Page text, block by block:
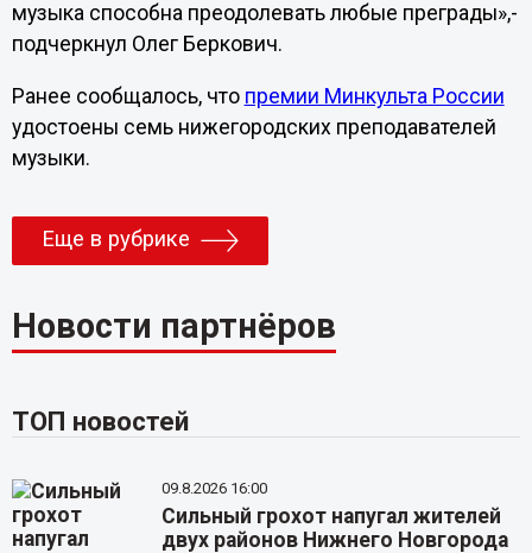
музыка способна преодолевать любые преграды»,-
подчеркнул Олег Беркович.
Ранее сообщалось, что премии Минкульта России
удостоены семь нижегородских преподавателей
музыки.
Еще в рубрике
Новости партнёров
ТОП новостей
09.8.2026 16:00
Сильный грохот напугал жителей
двух районов Нижнего Новгорода